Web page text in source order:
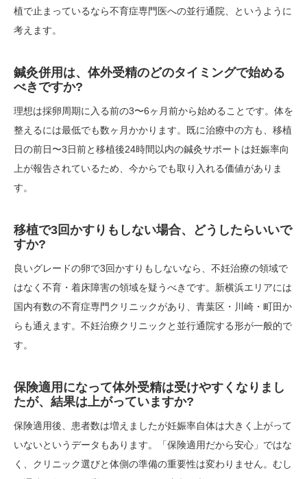
植で止まっているなら不育症専門医への並行通院、というように
考えます。
鍼灸併用は、体外受精のどのタイミングで始める
べきですか?
理想は採卵周期に入る前の3〜6ヶ月前から始めることです。体を
整えるには最低でも数ヶ月かかります。既に治療中の方も、移植
日の前日〜3日前と移植後24時間以内の鍼灸サポートは妊娠率向
上が報告されているため、今からでも取り入れる価値がありま
す。
移植で3回かすりもしない場合、どうしたらいいで
すか?
良いグレードの卵で3回かすりもしないなら、不妊治療の領域で
はなく不育・着床障害の領域を疑うべきです。新横浜エリアには
国内有数の不育症専門クリニックがあり、青葉区・川崎・町田か
らも通えます。不妊治療クリニックと並行通院する形が一般的で
す。
保険適用になって体外受精は受けやすくなりまし
たが、結果は上がっていますか?
保険適用後、患者数は増えましたが妊娠率自体は大きく上がって
いないというデータもあります。「保険適用だから安心」ではな
く、クリニック選びと体側の準備の重要性は変わりません。むし